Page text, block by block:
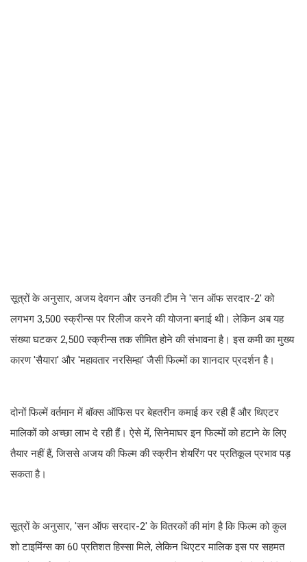
सूत्रों के अनुसार, अजय देवगन और उनकी टीम ने 'सन ऑफ सरदार-2' को
लगभग 3,500 स्क्रीन्स पर रिलीज करने की योजना बनाई थी। लेकिन अब यह
संख्या घटकर 2,500 स्क्रीन्स तक सीमित होने की संभावना है। इस कमी का मुख्य
कारण 'सैयारा' और 'महावतार नरसिम्हा' जैसी फिल्मों का शानदार प्रदर्शन है।
दोनों फिल्में वर्तमान में बॉक्स ऑफिस पर बेहतरीन कमाई कर रही हैं और थिएटर
मालिकों को अच्छा लाभ दे रही हैं। ऐसे में, सिनेमाघर इन फिल्मों को हटाने के लिए
तैयार नहीं हैं, जिससे अजय की फिल्म की स्क्रीन शेयरिंग पर प्रतिकूल प्रभाव पड़
सकता है।
सूत्रों के अनुसार, 'सन ऑफ सरदार-2' के वितरकों की मांग है कि फिल्म को कुल
शो टाइमिंग्स का 60 प्रतिशत हिस्सा मिले, लेकिन थिएटर मालिक इस पर सहमत